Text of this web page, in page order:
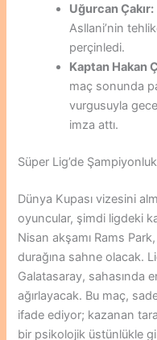
Uğurcan Çakır:
Asllani’nin
perçinledi.
Kaptan Hakan
maç sonunda
vurgusuyla
imza attı.
Süper Lig’de
Dünya Kupası vizesini
oyuncular, şimdi ligdeki
Nisan akşamı Rams
durağına sahne olacak.
Galatasaray, sahasında
ağırlayacak. Bu maç,
ifade ediyor; kazanan
bir psikolojik üstünlükle